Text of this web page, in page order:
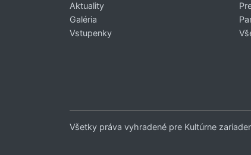
Aktuality
Galéria
Vstupenky
Všetky práva vyhradené pre Kultúrne